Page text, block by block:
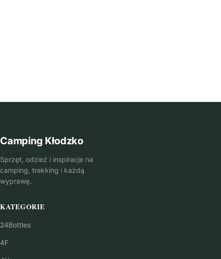
Camping Kłodzko
Sprzęt, odzież i inspiracje na
camping, trekking i każdą
wyprawę.
KATEGORIE
24Bottles
4F